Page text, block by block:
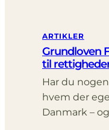
ARTIKLER
Grundloven
til
Har du
hvem der
Danmark –